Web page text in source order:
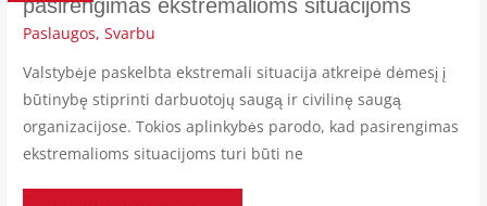
pasirengimas ekstremalioms situacijoms
Paslaugos,Svarbu
Valstybėje paskelbta ekstremali situacija atkreipė dėmesį į
būtinybę stiprinti darbuotojų saugą ir civilinę saugą
organizacijose. Tokios aplinkybės parodo, kad pasirengimas
ekstremalioms situacijoms turi būti ne